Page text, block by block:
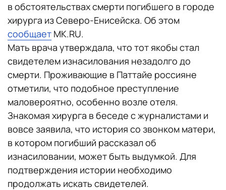
в обстоятельствах смерти погибшего в городе
хирурга из Северо-Енисейска. Об этом
сообщает MK.RU.
Мать врача утверждала, что тот якобы стал
свидетелем изнасилования незадолго до
смерти. Проживающие в Паттайе россияне
отметили, что подобное преступление
маловероятно, особенно возле отеля.
Знакомая хирурга в беседе с журналистами и
вовсе заявила, что история со звонком матери,
в котором погибший рассказал об
изнасиловании, может быть выдумкой. Для
подтверждения истории необходимо
продолжать искать свидетелей.